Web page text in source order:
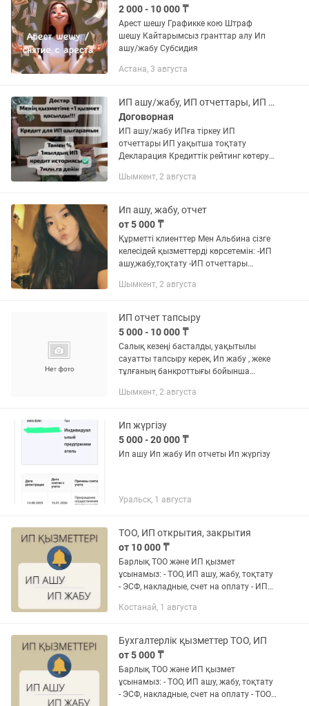
2 000 - 10 000 ₸
Арест шешу Графикке кою Штраф
шешу Кайтарымсыз гранттар алу Ип
ашу/жабу Субсидия
Астана, 3 августа
ИП ашу/жабу, ИП отчеттары, ИП ға тіркеу, Декларация, Рейтинг
Договорная
ИП ашу/жабу ИПға тіркеу ИП
отчеттары ИП уақытша тоқтату
Декларация Кредиттік рейтинг көтеру
шешуковакова Квартирная субсидия
Бухгаштерлік...
Шымкент, 2 августа
Ип ашу, жабу, отчет
от 5 000 ₸
Құрметті клиенттер Мен Альбина сізге
келесідей қызметтерді көрсетемін: -ИП
ашу,жабу,тоқтату -ИП отчеттары
декларация -Декларация тапсыру
Шымкент, 2 августа
ИП отчет тапсыру
5 000 - 10 000 ₸
Салық кезеңі басталды, уақытылы
сауатты тапсыру керек, Ип жабу , жеке
тұлғаның банкроттығы бойынша
қолжетімді.
Шымкент, 2 августа
Ип жүргізу
5 000 - 20 000 ₸
Ип ашу Ип жабу Ип отчеты Ип жүргізу
Уральск, 1 августа
ТОО, ИП открытия, закрытия
от 10 000 ₸
Барлық ТОО және ИП қызмет
ұсынамыз: - ТОО, ИП ашу, жабу, тоқтату
- ЭСФ, накладные, счет на оплату - ИП
жабу - ИП арест шешу - ИП жұмысшы
Костанай, 1 августа
Бухгалтерлiк қызметтер ТОО, ИП
от 5 000 ₸
Барлық ТОО және ИП қызмет
ұсынамыз: - ТОО, ИП ашу, жабу, тоқтату
- ЭСФ, накладные, счет на оплату - ТОО,